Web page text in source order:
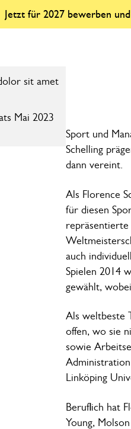
Jetzt für 2027 bewerben
Mai 2023
Sport und
Schelling
dann vereint.
Als Florence
für diesen
repräsentierte
auch
Spielen 2014
gewählt,
Als weltbeste
offen, wo sie
sowie
Linköping
Beruflich hat
Young,